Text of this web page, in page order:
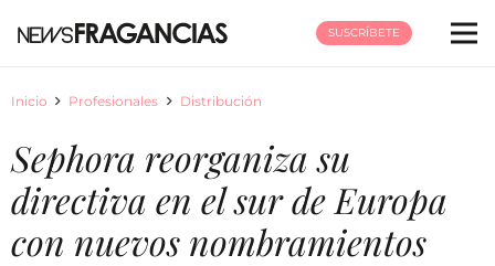
SUSCRÍBETE
Inicio Profesionales Distribución
Sephora reorganiza su
directiva en el sur de Europa
con nuevos nombramientos